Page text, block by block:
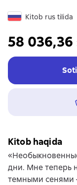
Kitob rus tilida
58
Kitob haqida
дни. Мне теперь
темными сенями